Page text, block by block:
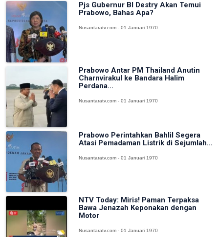
Pjs Gubernur BI Destry Akan Temui
Prabowo, Bahas Apa?
Nusantaratv.com - 01 Januari 1970
Prabowo Antar PM Thailand Anutin
Charnvirakul ke Bandara Halim
Perdana...
Nusantaratv.com - 01 Januari 1970
Prabowo Perintahkan Bahlil Segera
Atasi Pemadaman Listrik di Sejumlah...
Nusantaratv.com - 01 Januari 1970
NTV Today: Miris! Paman Terpaksa
Bawa Jenazah Keponakan dengan
Motor
Nusantaratv.com - 01 Januari 1970